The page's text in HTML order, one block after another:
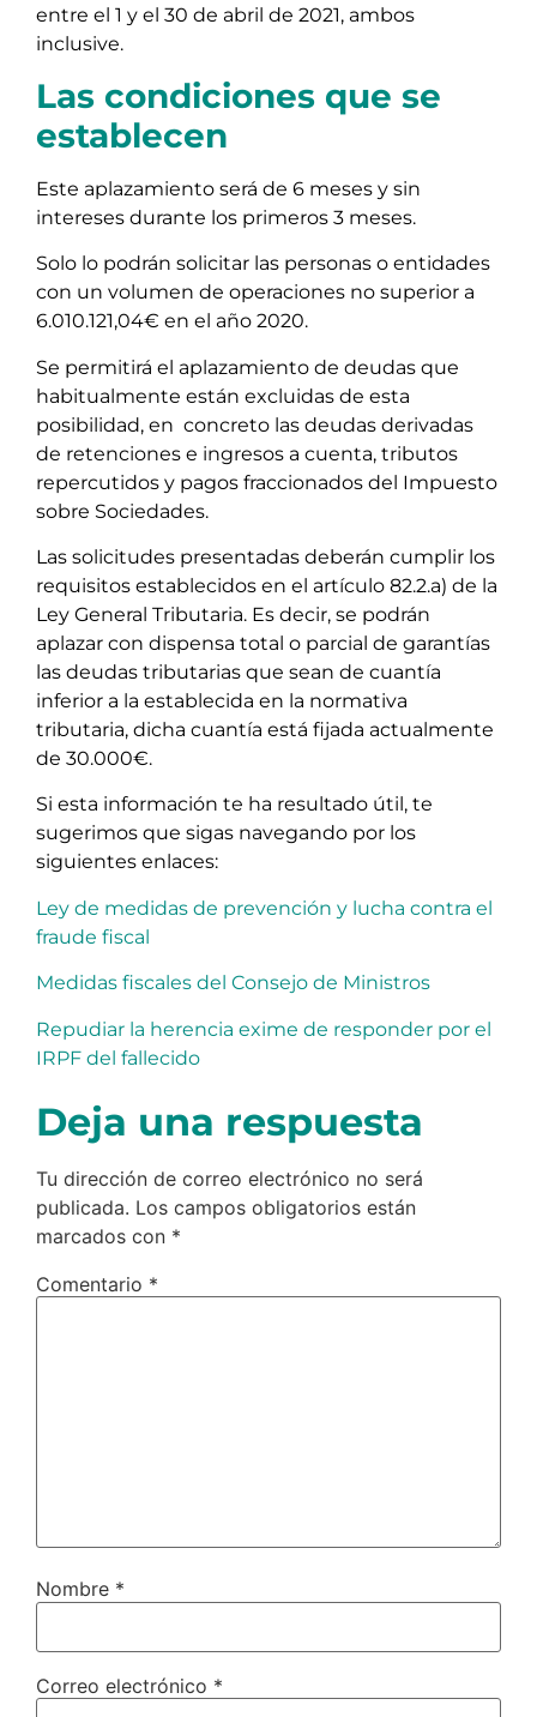
entre el 1 y el 30 de abril de 2021, ambos
inclusive.
Las condiciones que se
establecen
Este aplazamiento será de 6 meses y sin
intereses durante los primeros 3 meses.
Solo lo podrán solicitar las personas o entidades
con un volumen de operaciones no superior a
6.010.121,04€ en el año 2020.
Se permitirá el aplazamiento de deudas que
habitualmente están excluidas de esta
posibilidad, en concreto las deudas derivadas
de retenciones e ingresos a cuenta, tributos
repercutidos y pagos fraccionados del Impuesto
sobre Sociedades.
Las solicitudes presentadas deberán cumplir los
requisitos establecidos en el artículo 82.2.a) de la
Ley General Tributaria. Es decir, se podrán
aplazar con dispensa total o parcial de garantías
las deudas tributarias que sean de cuantía
inferior a la establecida en la normativa
tributaria, dicha cuantía está fijada actualmente
de 30.000€.
Si esta información te ha resultado útil, te
sugerimos que sigas navegando por los
siguientes enlaces:
Ley de medidas de prevención y lucha contra el
fraude fiscal
Medidas fiscales del Consejo de Ministros
Repudiar la herencia exime de responder por el
IRPF del fallecido
Deja una respuesta
Tu dirección de correo electrónico no será
publicada. Los campos obligatorios están
marcados con *
Comentario *
Nombre *
Correo electrónico *